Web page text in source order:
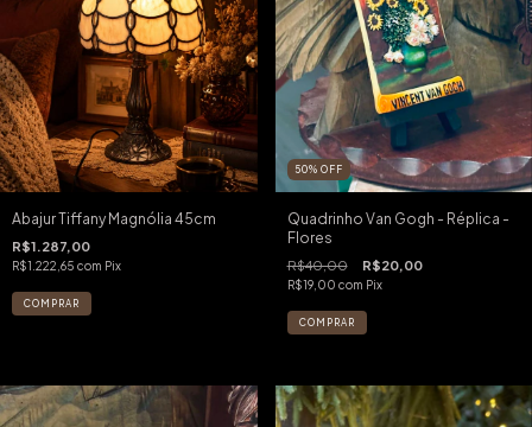
Abajur Tiffany Magnólia 45cm
R$1.287,00
R$1.222,65 com Pix
50% OFF
Quadrinho Van Gogh - Réplica -
Flores
R$40,00 R$20,00
R$19,00 com Pix